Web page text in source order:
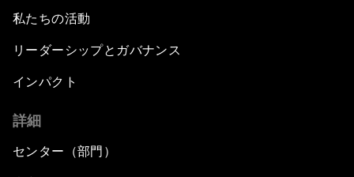
私たちの活動
リーダーシップとガバナンス
インパクト
詳細
センター（部門）